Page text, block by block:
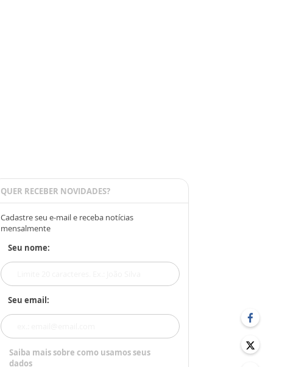
QUER RECEBER NOVIDADES?
Cadastre seu e-mail e receba notícias
mensalmente
Seu nome:
Seu email:
Saiba mais sobre como usamos seus
dados